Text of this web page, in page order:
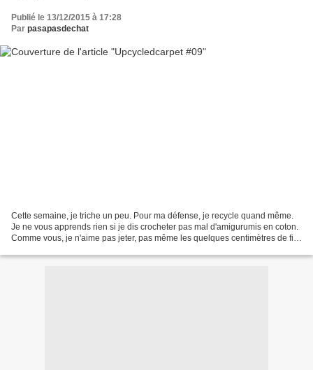
Publié le 13/12/2015 à 17:28
Par pasapasdechat
Cette semaine, je triche un peu. Pour ma défense, je recycle quand même.
Je ne vous apprends rien si je dis crocheter pas mal d'amigurumis en coton.
Comme vous, je n'aime pas jeter, pas même les quelques centimètres de fil